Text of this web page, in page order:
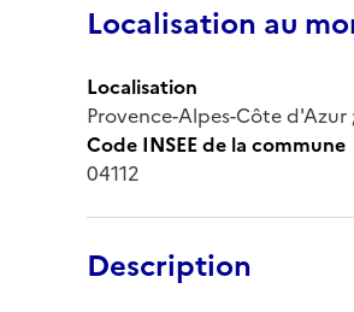
Localisation au
Localisation
Provence-Alpes-Côte d'Azur
Code INSEE de la commune
04112
Description